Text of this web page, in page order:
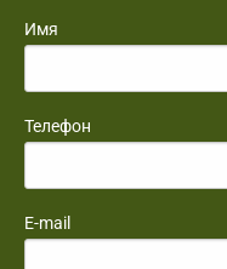
Имя
Телефон
E-mail